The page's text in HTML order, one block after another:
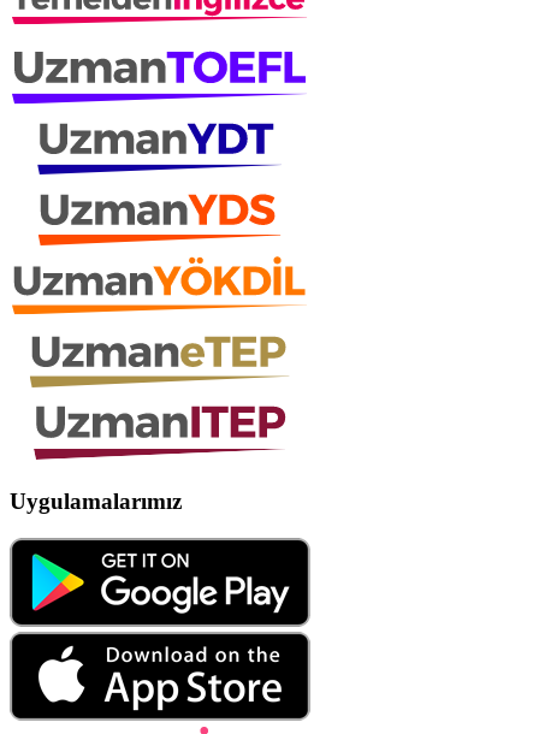
Uygulamalarımız